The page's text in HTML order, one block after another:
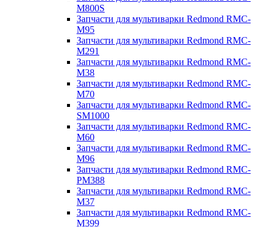
M800S
Запчасти для мультиварки Redmond RMC-
M95
Запчасти для мультиварки Redmond RMC-
M291
Запчасти для мультиварки Redmond RMC-
M38
Запчасти для мультиварки Redmond RMC-
M70
Запчасти для мультиварки Redmond RMC-
SM1000
Запчасти для мультиварки Redmond RMC-
M60
Запчасти для мультиварки Redmond RMC-
M96
Запчасти для мультиварки Redmond RMC-
PM388
Запчасти для мультиварки Redmond RMC-
M37
Запчасти для мультиварки Redmond RMC-
M399